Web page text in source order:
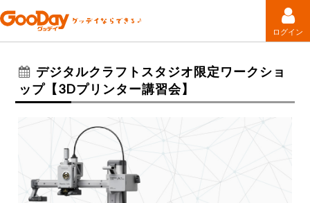
ログイン
デジタルクラフトスタジオ限定ワークショ
ップ【3Dプリンター講習会】